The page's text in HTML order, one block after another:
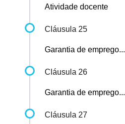
Atividade docente
Cláusula 25
Garantia de emprego...
Cláusula 26
Garantia de emprego...
Cláusula 27